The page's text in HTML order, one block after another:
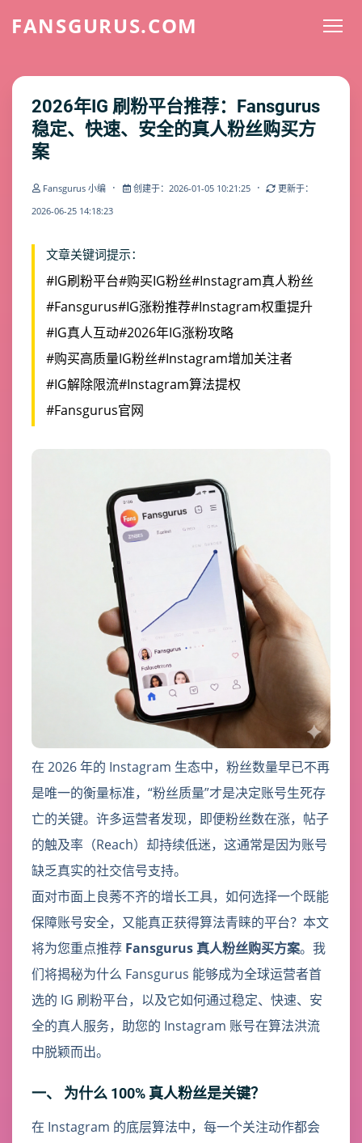
FANSGURUS.COM
2026年IG 刷粉平台推荐：Fansgurus
稳定、快速、安全的真人粉丝购买方
案
Fansgurus 小编 · 创建于：2026-01-05 10:21:25 ·
更新于：
2026-06-25 14:18:23
文章关键词提示：
#IG刷粉平台#购买IG粉丝#Instagram真人粉丝
#Fansgurus#IG涨粉推荐#Instagram权重提升
#IG真人互动#2026年IG涨粉攻略
#购买高质量IG粉丝#Instagram增加关注者
#IG解除限流#Instagram算法提权
#Fansgurus官网
在 2026 年的 Instagram 生态中，粉丝数量早已不再
是唯一的衡量标准，“粉丝质量”才是决定账号生死存
亡的关键。许多运营者发现，即便粉丝数在涨，帖子
的触及率（Reach）却持续低迷，这通常是因为账号
缺乏真实的社交信号支持。
面对市面上良莠不齐的增长工具，如何选择一个既能
保障账号安全，又能真正获得算法青睐的平台？本文
将为您重点推荐 Fansgurus 真人粉丝购买方案。我
们将揭秘为什么 Fansgurus 能够成为全球运营者首
选的 IG 刷粉平台，以及它如何通过稳定、快速、安
全的真人服务，助您的 Instagram 账号在算法洪流
中脱颖而出。
一、 为什么 100% 真人粉丝是关键？
在 Instagram 的底层算法中，每一个关注动作都会